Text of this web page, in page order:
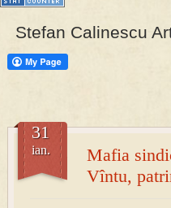
PRESA
Stefan Calinescu
Mafia
Vîntu,
31
ian.